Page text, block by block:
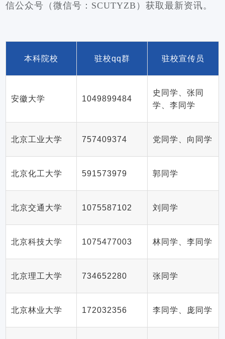
信公众号（微信号：SCUTYZB）获取最新资讯。
本科院校 驻校qq群 驻校宣传员
安徽大学 1049899484
史同学、张同
学、李同学
北京工业大学 757409374 党同学、向同学
北京化工大学 591573979 郭同学
北京交通大学 1075587102 刘同学
北京科技大学 1075477003 林同学、李同学
北京理工大学 734652280 张同学
北京林业大学 172032356 李同学、庞同学